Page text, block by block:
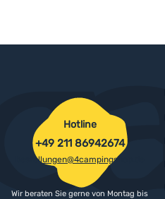
Hotline
+49 211 86942674
bestellungen@4campingshop.de
Wir beraten Sie gerne von Montag bis